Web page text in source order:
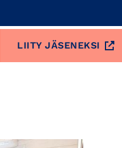
LIITY JÄSENEKSI